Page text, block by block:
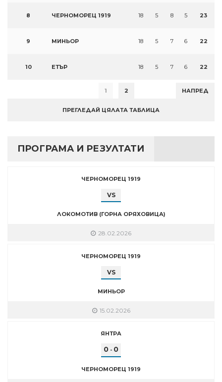
8 ЧЕРНОМОРЕЦ 1919 18 5 8 5 23
9 МИНЬОР 18 5 7 6 22
10 ЕТЪР 18 5 7 6 22
1 2 НАПРЕД
ПРЕГЛЕДАЙ ЦЯЛАТА ТАБЛИЦА
ПРОГРАМА И РЕЗУЛТАТИ
ЧЕРНОМОРЕЦ 1919
VS
ЛОКОМОТИВ (ГОРНА ОРЯХОВИЦА)
28.02.2026
ЧЕРНОМОРЕЦ 1919
VS
МИНЬОР
15.02.2026
ЯНТРА
0 - 0
ЧЕРНОМОРЕЦ 1919